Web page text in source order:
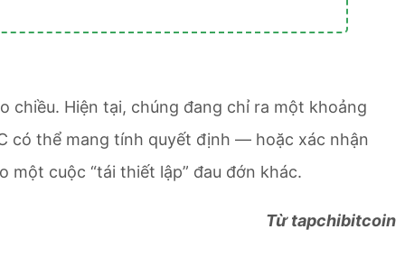
chiều. Hiện tại, chúng đang chỉ ra một khoảng
có thể mang tính quyết định — hoặc xác nhận
một cuộc “tái thiết lập” đau đớn khác.
Từ tapchibitcoin